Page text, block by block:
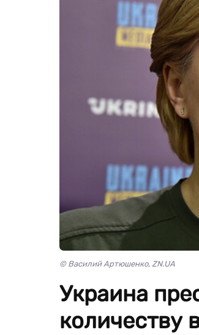
© Василий Артюшенко, ZN.UA
Украина
количеству